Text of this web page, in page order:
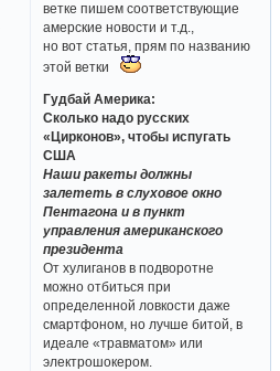
ветке пишем соответствующие
амерские новости и т.д.,
но вот статья, прям по названию
этой ветки
Гудбай Америка:
Сколько надо русских
«Цирконов», чтобы испугать
США
Наши ракеты должны
залететь в слуховое окно
Пентагона и в пункт
управления американского
президента
От хулиганов в подворотне
можно отбиться при
определенной ловкости даже
смартфоном, но лучше битой, в
идеале «травматом» или
электрошокером.